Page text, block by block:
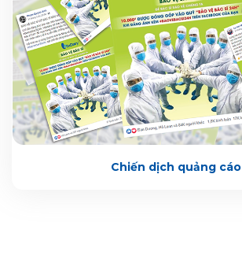
Chiến dịch quảng cáo